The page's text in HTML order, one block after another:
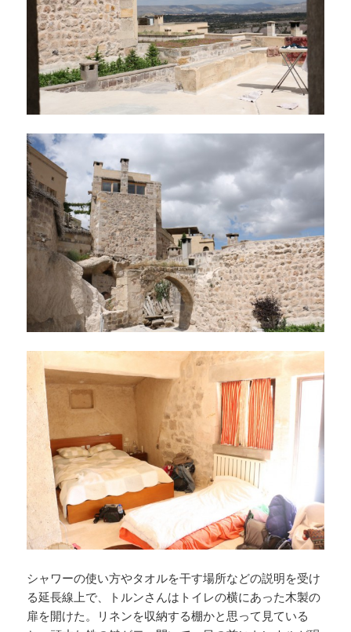
シャワーの使い方やタオルを干す場所などの説明を受け
る延長線上で、トルンさんはトイレの横にあった木製の
扉を開けた。リネンを収納する棚かと思って見ている